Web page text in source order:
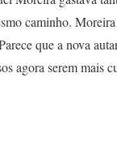
caminho.
que a nova
agora serem mais